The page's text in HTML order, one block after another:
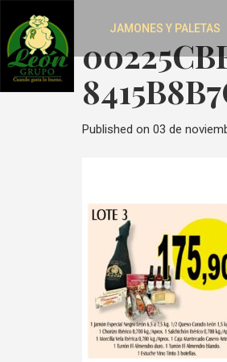
JAMONES Y PALETAS
Published on 03 de